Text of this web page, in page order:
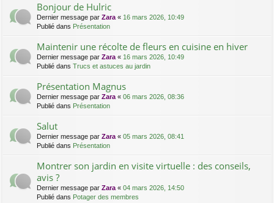
Bonjour de Hulric
Dernier message par Zara « 16 mars 2026, 10:49
Publié dans Présentation
Maintenir une récolte de fleurs en cuisine en hiver
Dernier message par Zara « 16 mars 2026, 10:49
Publié dans Trucs et astuces au jardin
Présentation Magnus
Dernier message par Zara « 06 mars 2026, 08:36
Publié dans Présentation
Salut
Dernier message par Zara « 05 mars 2026, 08:41
Publié dans Présentation
Montrer son jardin en visite virtuelle : des conseils,
avis ?
Dernier message par Zara « 04 mars 2026, 14:50
Publié dans Potager des membres